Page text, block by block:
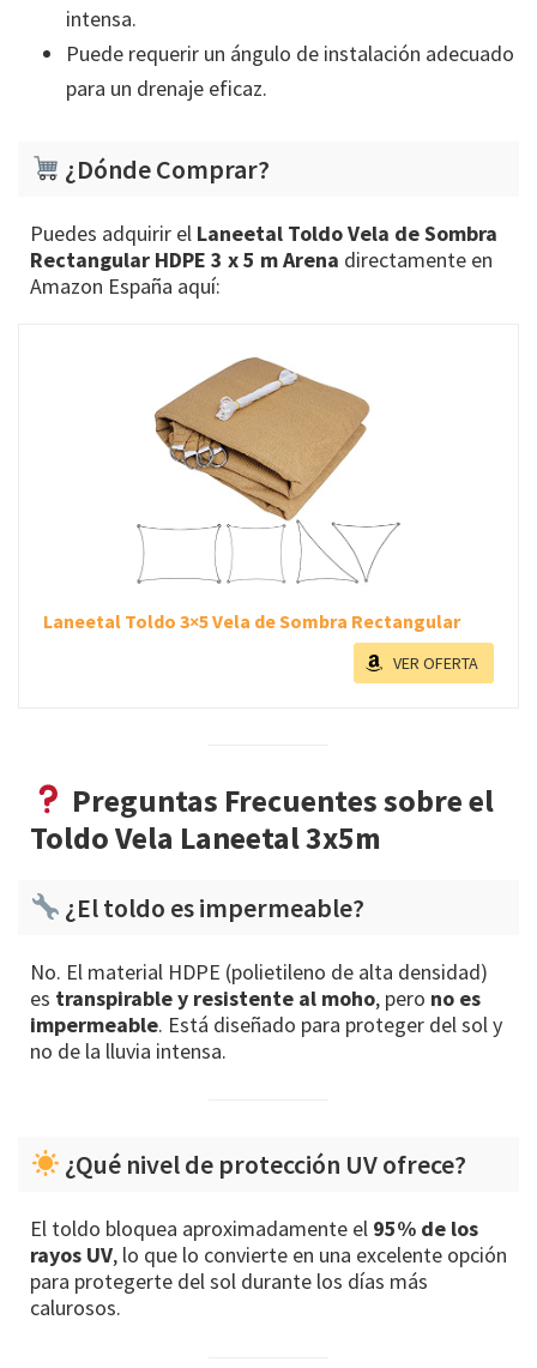
intensa.
Puede requerir un ángulo de instalación adecuado
para un drenaje eficaz.
¿Dónde Comprar?
Puedes adquirir el Laneetal Toldo Vela de Sombra
Rectangular HDPE 3 x 5 m Arena directamente en
Amazon España aquí:
Laneetal Toldo 3×5 Vela de Sombra Rectangular
VER OFERTA
Preguntas Frecuentes sobre el
Toldo Vela Laneetal 3x5m
¿El toldo es impermeable?
No. El material HDPE (polietileno de alta densidad)
es transpirable y resistente al moho, pero no es
impermeable. Está diseñado para proteger del sol y
no de la lluvia intensa.
¿Qué nivel de protección UV ofrece?
El toldo bloquea aproximadamente el 95% de los
rayos UV, lo que lo convierte en una excelente opción
para protegerte del sol durante los días más
calurosos.